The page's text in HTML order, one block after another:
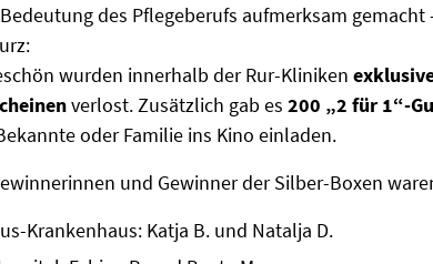
des Pflegeberufs aufmerksam
wurden innerhalb der Rur-Kliniken
verlost. Zusätzlich gab es 200 „2 für 1“-
oder Familie ins Kino einladen.
und Gewinner der Silber-Boxen
Krankenhaus: Katja B. und Natalja D.